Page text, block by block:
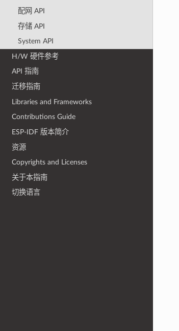
配网 API
存储 API
System API
H/W 硬件参考
API 指南
迁移指南
Libraries and Frameworks
Contributions Guide
ESP-IDF 版本简介
资源
Copyrights and Licenses
关于本指南
切换语言